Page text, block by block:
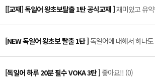
[[교재] 독일어 왕초보탈출 1탄 공식교재 ]재미있고 유
[NEW 독일어 왕초보 탈출 1탄 ]독일어에 대해서 하나
[독일어 하루 20분 필수 VOKA 3탄 ] 좋아요!! (0)